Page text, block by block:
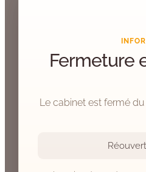
Fermeture
Le cabinet est fermé du